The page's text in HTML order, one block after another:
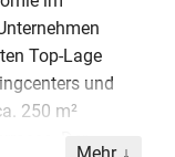
Top-Lage
und
250 m²